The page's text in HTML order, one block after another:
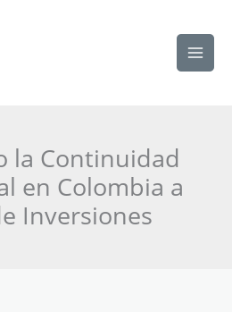
la Continuidad
en Colombia a
Inversiones